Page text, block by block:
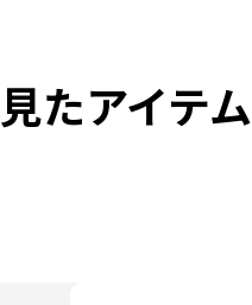
たアイテム